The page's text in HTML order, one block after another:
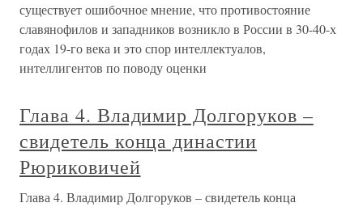
существует ошибочное мнение, что противостояние
славянофилов и западников возникло в России в 30-40-х
годах 19-го века и это спор интеллектуалов,
интеллигентов по поводу оценки
Глава 4. Владимир Долгоруков –
свидетель конца династии
Рюриковичей
Глава 4. Владимир Долгоруков – свидетель конца